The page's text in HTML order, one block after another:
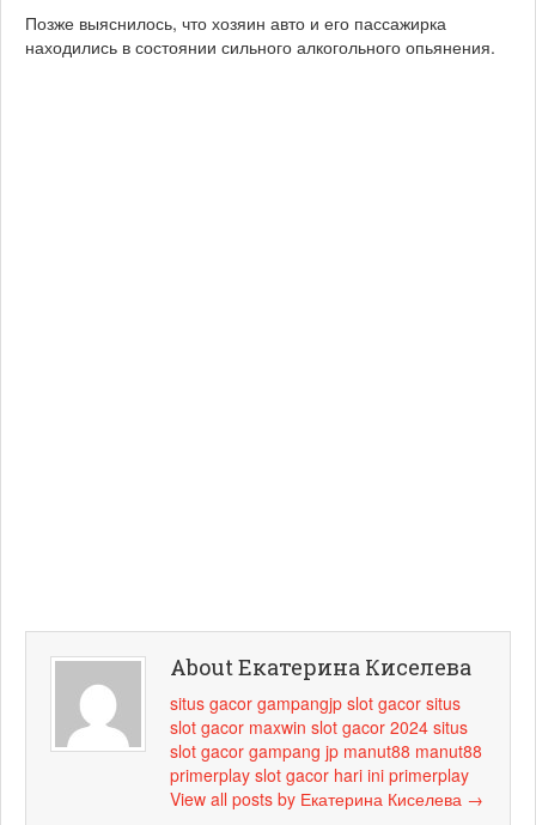
Позже выяснилось, что хозяин авто и его пассажирка
находились в состоянии сильного алкогольного опьянения.
About Екатерина Киселева
situs gacor gampangjp slot gacor situs
slot gacor maxwin slot gacor 2024 situs
slot gacor gampang jp manut88 manut88
primerplay slot gacor hari ini primerplay
View all posts by Екатерина Киселева →